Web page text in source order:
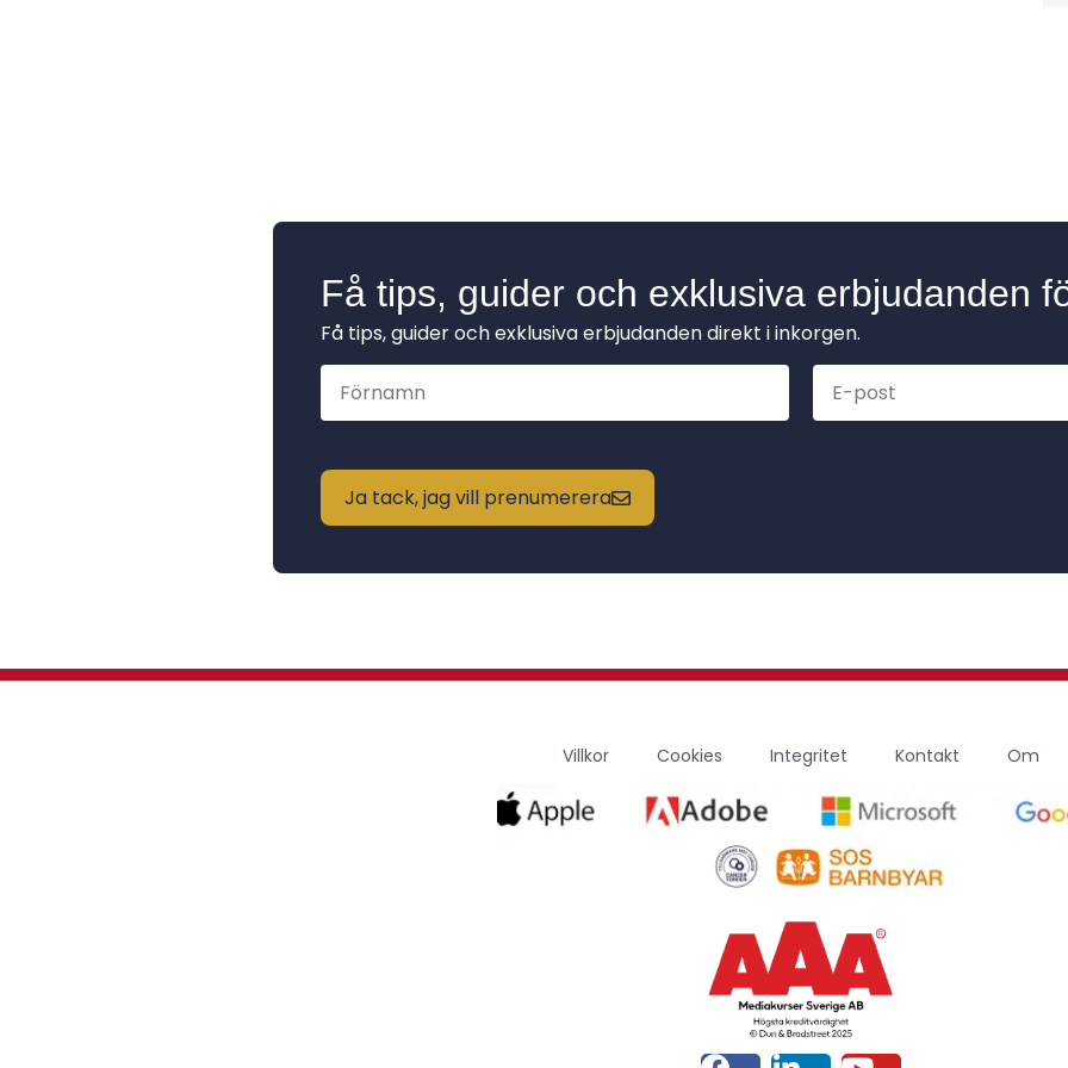
Få tips, guider och exklusiva erbjudanden
Få tips, guider och exklusiva erbjudanden direkt i inkorgen.
Ja tack, jag vill prenumerera
Villkor Cookies Integritet Kontakt Om